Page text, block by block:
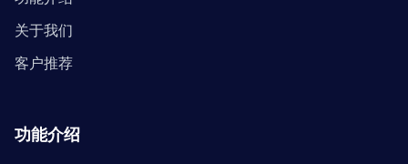
关于我们
客户推荐
功能介绍